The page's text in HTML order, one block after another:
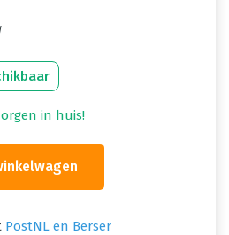
in huis!
PostNL en Berser